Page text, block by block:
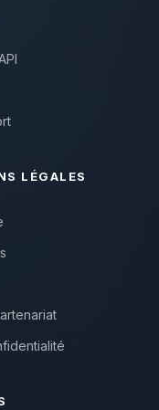
LÉGALES